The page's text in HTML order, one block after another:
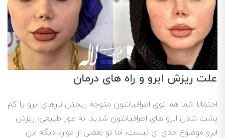
علت ریزش ابرو و راه های درمان
​​​​احتمالا شما هم توی اطرافیانتون متوجه ریختن تارهای ابرو یا کم
پشت شدن ابرو های اطرافیانتون شدید. به طور طبیعی، ریزش
ابرو موضوع جدی ای نیست، اما تو بعضی از موارد دیگه این